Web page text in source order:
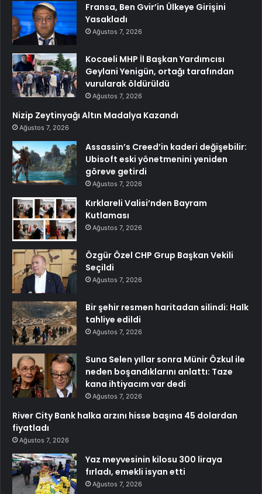
Fransa, Ben Gvir’in Ülkeye Girişini
Yasakladı
Ağustos 7, 2026
Kocaeli MHP İl Başkan Yardımcısı
Geylani Yenigün, ortağı tarafından
vurularak öldürüldü
Ağustos 7, 2026
Nizip Zeytinyağı Altın Madalya Kazandı
Ağustos 7, 2026
Assassin’s Creed’in kaderi değişebilir:
Ubisoft eski yönetmenini yeniden
göreve getirdi
Ağustos 7, 2026
Kırklareli Valisi’nden Bayram
Kutlaması
Ağustos 7, 2026
Özgür Özel CHP Grup Başkan Vekili
Seçildi
Ağustos 7, 2026
Bir şehir resmen haritadan silindi: Halk
tahliye edildi
Ağustos 7, 2026
Suna Selen yıllar sonra Münir Özkul ile
neden boşandıklarını anlattı: Taze
kana ihtiyacım var dedi
Ağustos 7, 2026
River City Bank halka arzını hisse başına 45 dolardan
fiyatladı
Ağustos 7, 2026
Yaz meyvesinin kilosu 300 liraya
fırladı, emekli isyan etti
Ağustos 7, 2026